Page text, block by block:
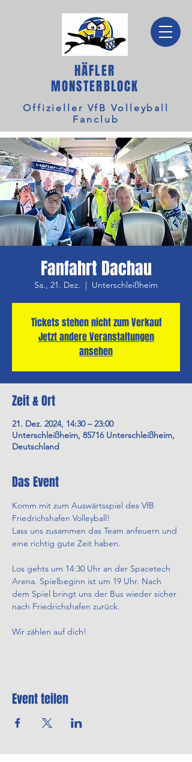
HÄFLER
MONSTERBLOCK
Offizieller VfB Volleyball
Fanclub
Fanfahrt Dachau
Sa., 21. Dez.
  |
Unterschleißheim
Tickets stehen nicht zum Verkauf
Jetzt andere Veranstaltungen
ansehen
Zeit & Ort
21. Dez. 2024, 14:30 – 23:00
Unterschleißheim, 85716 Unterschleißheim,
Deutschland
Das Event
Komm mit zum Auswärtsspiel des VfB
Friedrichshafen Volleyball!
Lass uns zusammen das Team anfeuern und
eine richtig gute Zeit haben.
Los gehts um 14:30 Uhr an der Spacetech
Arena. Spielbeginn ist um 19 Uhr. Nach
dem Spiel bringt uns der Bus wieder sicher
nach Friedrichshafen zurück.
Wir zählen auf dich!
Event teilen